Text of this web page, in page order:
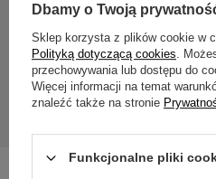
24 miesiące
Gwarancja 24 miesiące od dnia
zakupu do
Dbamy o Twoją
Sklep korzysta z plików cookie w
Polityką dotyczącą cookies.
przechowywania lub dostępu do
Więcej informacji na temat
znaleźć także na stronie
Funkcjonalne pliki